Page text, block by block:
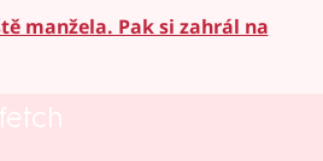
manžela. Pak si zahrál na